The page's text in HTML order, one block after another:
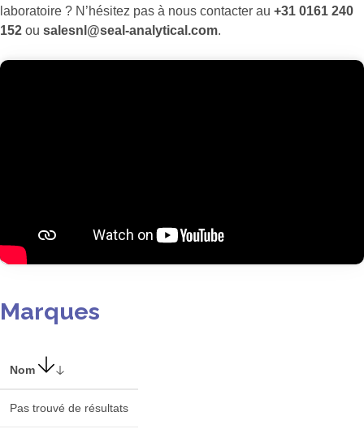
laboratoire ? N’hésitez pas à nous contacter au +31 0161 240
152 ou salesnl@seal-analytical.com.
Marques
Nom
Pas trouvé de résultats